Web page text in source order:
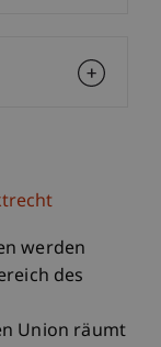
werden
des
Union räumt